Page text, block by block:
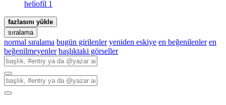
heli̇ofi̇l 1
fazlasını yükle
sıralama
normal sıralama bugün girilenler yeniden eskiye en beğenilenler en
beğenilmeyenler başlıktaki görseller